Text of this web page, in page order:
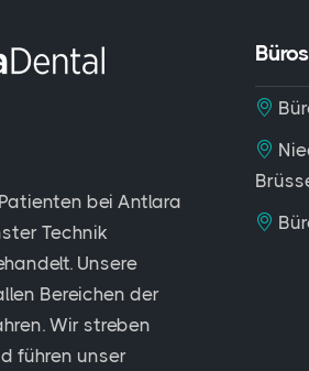
bei Antlara
Technik
Unsere
Bereichen der
Wir streben
führen unser